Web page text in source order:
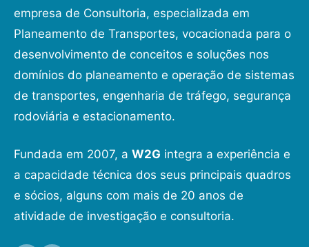
empresa de Consultoria, especializada em
Planeamento de Transportes, vocacionada para o
desenvolvimento de conceitos e soluções nos
domínios do planeamento e operação de sistemas
de transportes, engenharia de tráfego, segurança
rodoviária e estacionamento.
Fundada em 2007, a W2G integra a experiência e
a capacidade técnica dos seus principais quadros
e sócios, alguns com mais de 20 anos de
atividade de investigação e consultoria.